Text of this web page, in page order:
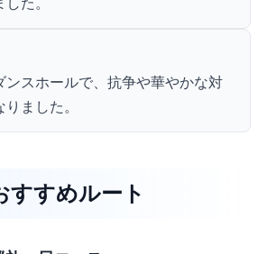
ンスホールで、抗争や華やかな対
ました。
すすめルート